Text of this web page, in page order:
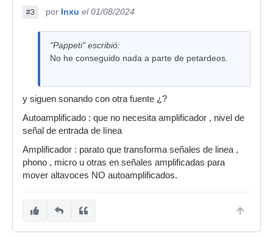
#3 por Inxu el 01/08/2024
"Pappeti" escribió:
No he conseguido nada a parte de petardeos.
y siguen sonando con otra fuente ¿?
Autoamplificado : que no necesita amplificador , nivel de
señal de entrada de línea
Amplificador : parato que transforma señales de linea ,
phono , micro u otras en señales amplificadas para
mover altavoces NO autoamplificados.